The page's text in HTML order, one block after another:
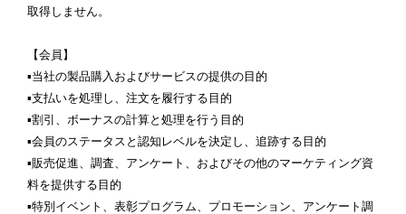
取得しません。
【会員】
▪当社の製品購入およびサービスの提供の目的
▪支払いを処理し、注文を履行する目的
▪割引、ボーナスの計算と処理を行う目的
▪会員のステータスと認知レベルを決定し、追跡する目的
▪販売促進、調査、アンケート、およびその他のマーケティング資
料を提供する目的
▪特別イベント、表彰プログラム、プロモーション、アンケート調